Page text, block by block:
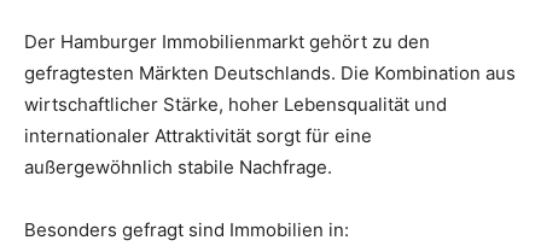
Der Hamburger Immobilienmarkt gehört zu den
gefragtesten Märkten Deutschlands. Die Kombination aus
wirtschaftlicher Stärke, hoher Lebensqualität und
internationaler Attraktivität sorgt für eine
außergewöhnlich stabile Nachfrage.
Besonders gefragt sind Immobilien in: